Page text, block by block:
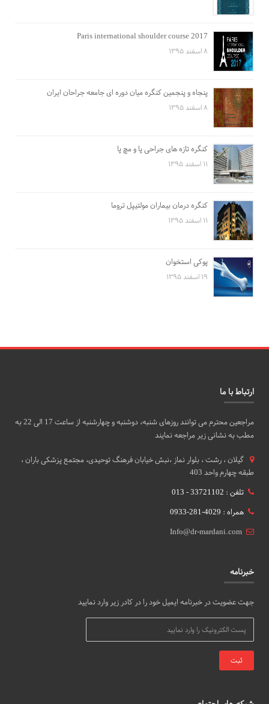
Paris international shoulder course 2017
۸ اسفند ۱۳۹۵
پنجاه و پنجمین کنگره میان دوره ای جامعه جراحان ایران
۸ اسفند ۱۳۹۵
کنگره تازه های جراحی پا و مچ پا
۱۱ اسفند ۱۳۹۵
کنگره درمان بیماران مولتیپل تروما
۱۱ اسفند ۱۳۹۵
پوکی استخوان
۱۹ اسفند ۱۳۹۵
ارتباط با ما
مراجعین محترم می توانند روزهای شنبه، دوشنبه و چهارشنبه از ساعت 17 الی 22 به
مطب به نشانی زیر مراجعه نمایند
گيلان ، رشت ، بلوار نماز ،نبش خیابان فرهنگ توحیدی، مجتمع پزشکی باران ،
طبقه چهارم واحد 403
تلفن : 33721102 - 013
همراه : 4029-281-0933
Info@dr-mardani.com
خبرنامه
جهت عضویت در خبرنامه ایمیل خود را در کادر زیر وارد نمایید